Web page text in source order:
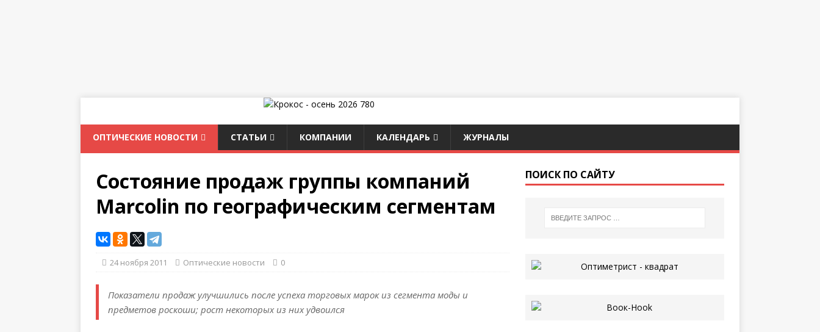
ОПТИЧЕСКИЕ НОВОСТИ СТАТЬИ КОМПАНИИ КАЛЕНДАРЬ ЖУРНАЛЫ
Состояние продаж группы компаний
Marcolin по географическим сегментам
24 ноября 2011 Оптические новости 0
Показатели продаж улучшились после успеха торговых марок из сегмента моды и
предметов роскоши; рост некоторых из них удвоился
ПОИСК ПО САЙТУ